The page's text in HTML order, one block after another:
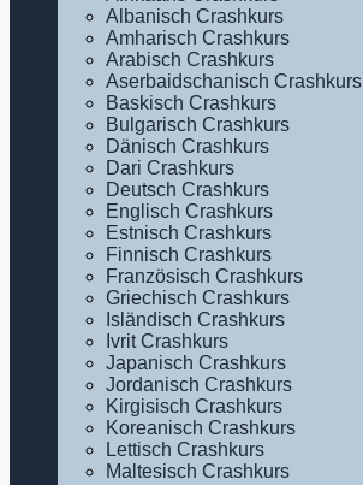
Albanisch Crashkurs
Amharisch Crashkurs
Arabisch Crashkurs
Aserbaidschanisch Crashkurs
Baskisch Crashkurs
Bulgarisch Crashkurs
Dänisch Crashkurs
Dari Crashkurs
Deutsch Crashkurs
Englisch Crashkurs
Estnisch Crashkurs
Finnisch Crashkurs
Französisch Crashkurs
Griechisch Crashkurs
Isländisch Crashkurs
Ivrit Crashkurs
Japanisch Crashkurs
Jordanisch Crashkurs
Kirgisisch Crashkurs
Koreanisch Crashkurs
Lettisch Crashkurs
Maltesisch Crashkurs